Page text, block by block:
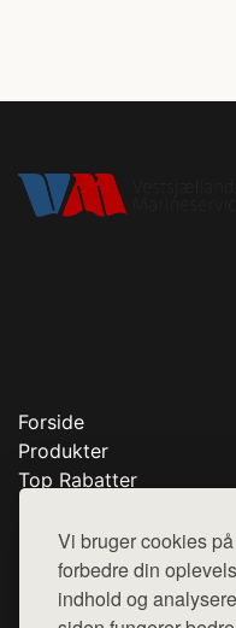
Vi bruger cookies
forbedre din
indhold og
Forside
Produkter
Top Rabatter
Kontakt